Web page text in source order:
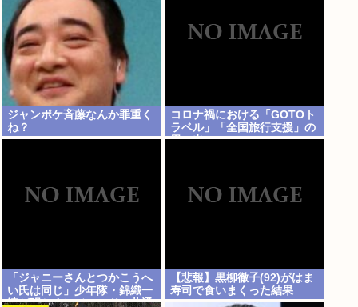
ジャンポケ斉藤なんか罪重く
ね？
コロナ禍における「GOTOト
ラベル」「全国旅行支援」の
思い出
「ジャニーさんとつかこうへ
い氏は同じ」少年隊・錦織一
清が明かすレジェンドの共通
【悲報】黒柳徹子(92)がはま
寿司で食いまくった結果
www